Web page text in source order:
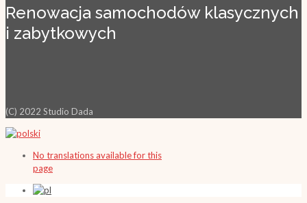
Renowacja samochodów klasycznych
i zabytkowych
(C) 2022 Studio Dada
No translations available for this
page